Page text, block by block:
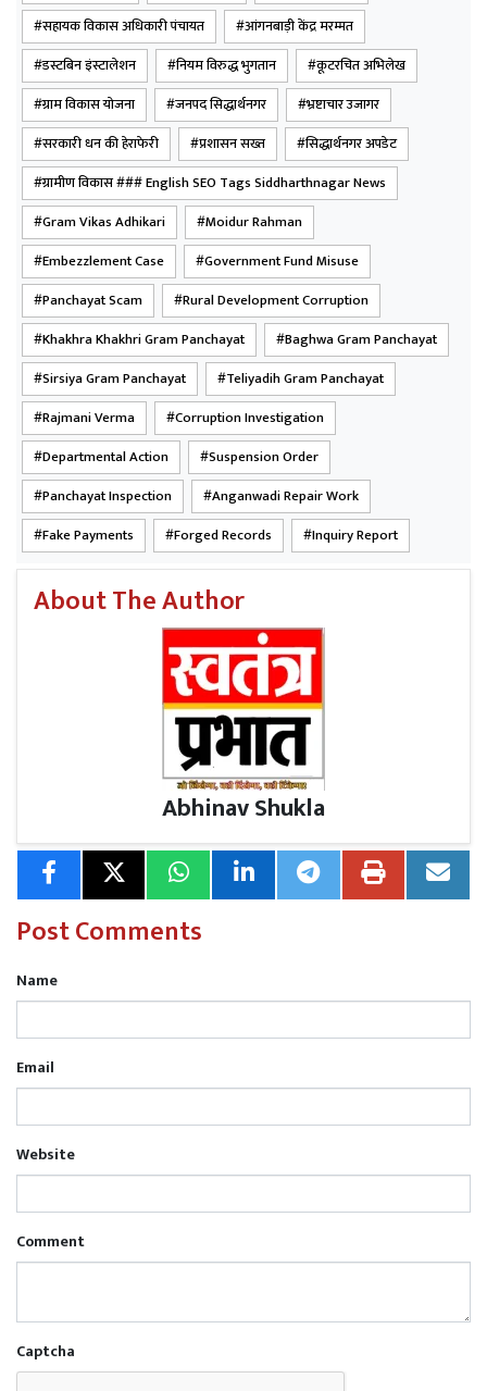
सहायक विकास अधिकारी पंचायत
आंगनबाड़ी केंद्र मरम्मत
डस्टबिन इंस्टालेशन
नियम विरुद्ध भुगतान
कूटरचित अभिलेख
ग्राम विकास योजना
जनपद सिद्धार्थनगर
भ्रष्टाचार उजागर
सरकारी धन की हेराफेरी
प्रशासन सख्त
सिद्धार्थनगर अपडेट
ग्रामीण विकास ### English SEO Tags Siddharthnagar News
Gram Vikas Adhikari
Moidur Rahman
Embezzlement Case
Government Fund Misuse
Panchayat Scam
Rural Development Corruption
Khakhra Khakhri Gram Panchayat
Baghwa Gram Panchayat
Sirsiya Gram Panchayat
Teliyadih Gram Panchayat
Rajmani Verma
Corruption Investigation
Departmental Action
Suspension Order
Panchayat Inspection
Anganwadi Repair Work
Fake Payments
Forged Records Inquiry Report
About The Author
Abhinav Shukla
Post Comments
Name
Email
Website
Comment
Captcha